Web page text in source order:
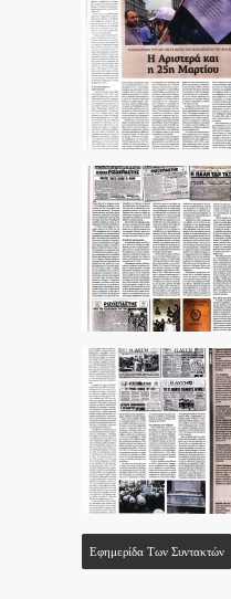
Εφημερίδα Των Συντακτών